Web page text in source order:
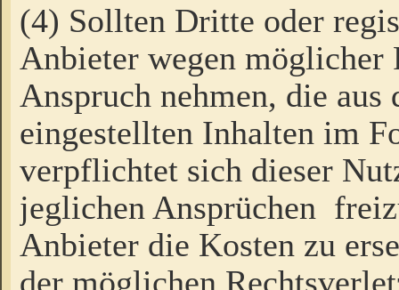
(4) Sollten Dritte oder
Anbieter wegen möglicher
Anspruch nehmen, die
eingestellten Inhalten im
verpflichtet sich dieser
jeglichen Ansprüchen
Anbieter die Kosten zu
der möglichen